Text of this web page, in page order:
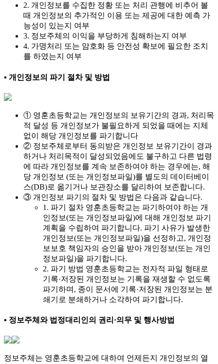
2. 개인정보를 수집한 정황 또는 처리 관행에 비추어 볼
때 개인정보의 추가적인 이용 또는 제공에 대한 예측 가
능성이 있는지 여부
3. 정보주체의 이익을 부당하게 침해하는지 여부
4. 가명처리 또는 암호화 등 안전성 확보에 필요한 조치
를 하였는지 여부
▪ 개인정보의 파기 절차 및 방법
① 영훈초등학교는 개인정보의 보유기간의 경과, 처리목
적 달성 등 개인정보가 불필요하게 되었을 때에는 지체
없이 해당 개인정보를 파기합니다
② 정보주체로부터 동의받은 개인정보 보유기간이 경과
하거나 처리목적이 달성되었음에도 불구하고 다른 법령
에 따라 개인정보를 계속 보존하여야 하는 경우에는, 해
당 개인정보 (또는 개인정보파일)를 별도의 데이터베이
스(DB)로 옮기거나 보관장소를 달리하여 보존합니다.
③ 개인정보 파기의 절차 및 방법은 다음과 같습니다.
1. 파기 절차 영훈초등학교는 파기하여야 하는 개
인정보(또는 개인정보파일)에 대해 개인정보 파기
계획을 수립하여 파기합니다. 파기 사유가 발생한
개인정보(또는 개인정보파일)을 선정하고, 개인정
보보호 책임자의 승인을 받아 개인정보(또는 개인
정보파일)을 파기합니다.
2. 파기 방법 영훈초등학교는 전자적 파일 형태로
기록·저장된 개인정보는 기록을 재생할 수 없도록
파기하며, 종이 문서에 기록·저장된 개인정보는 분
쇄기로 분쇄하거나 소각하여 파기합니다.
▪ 정보주체와 법정대리인의 권리·의무 및 행사방법
정보주체는 영훈초등학교에 대하여 언제든지 개인정보의 열